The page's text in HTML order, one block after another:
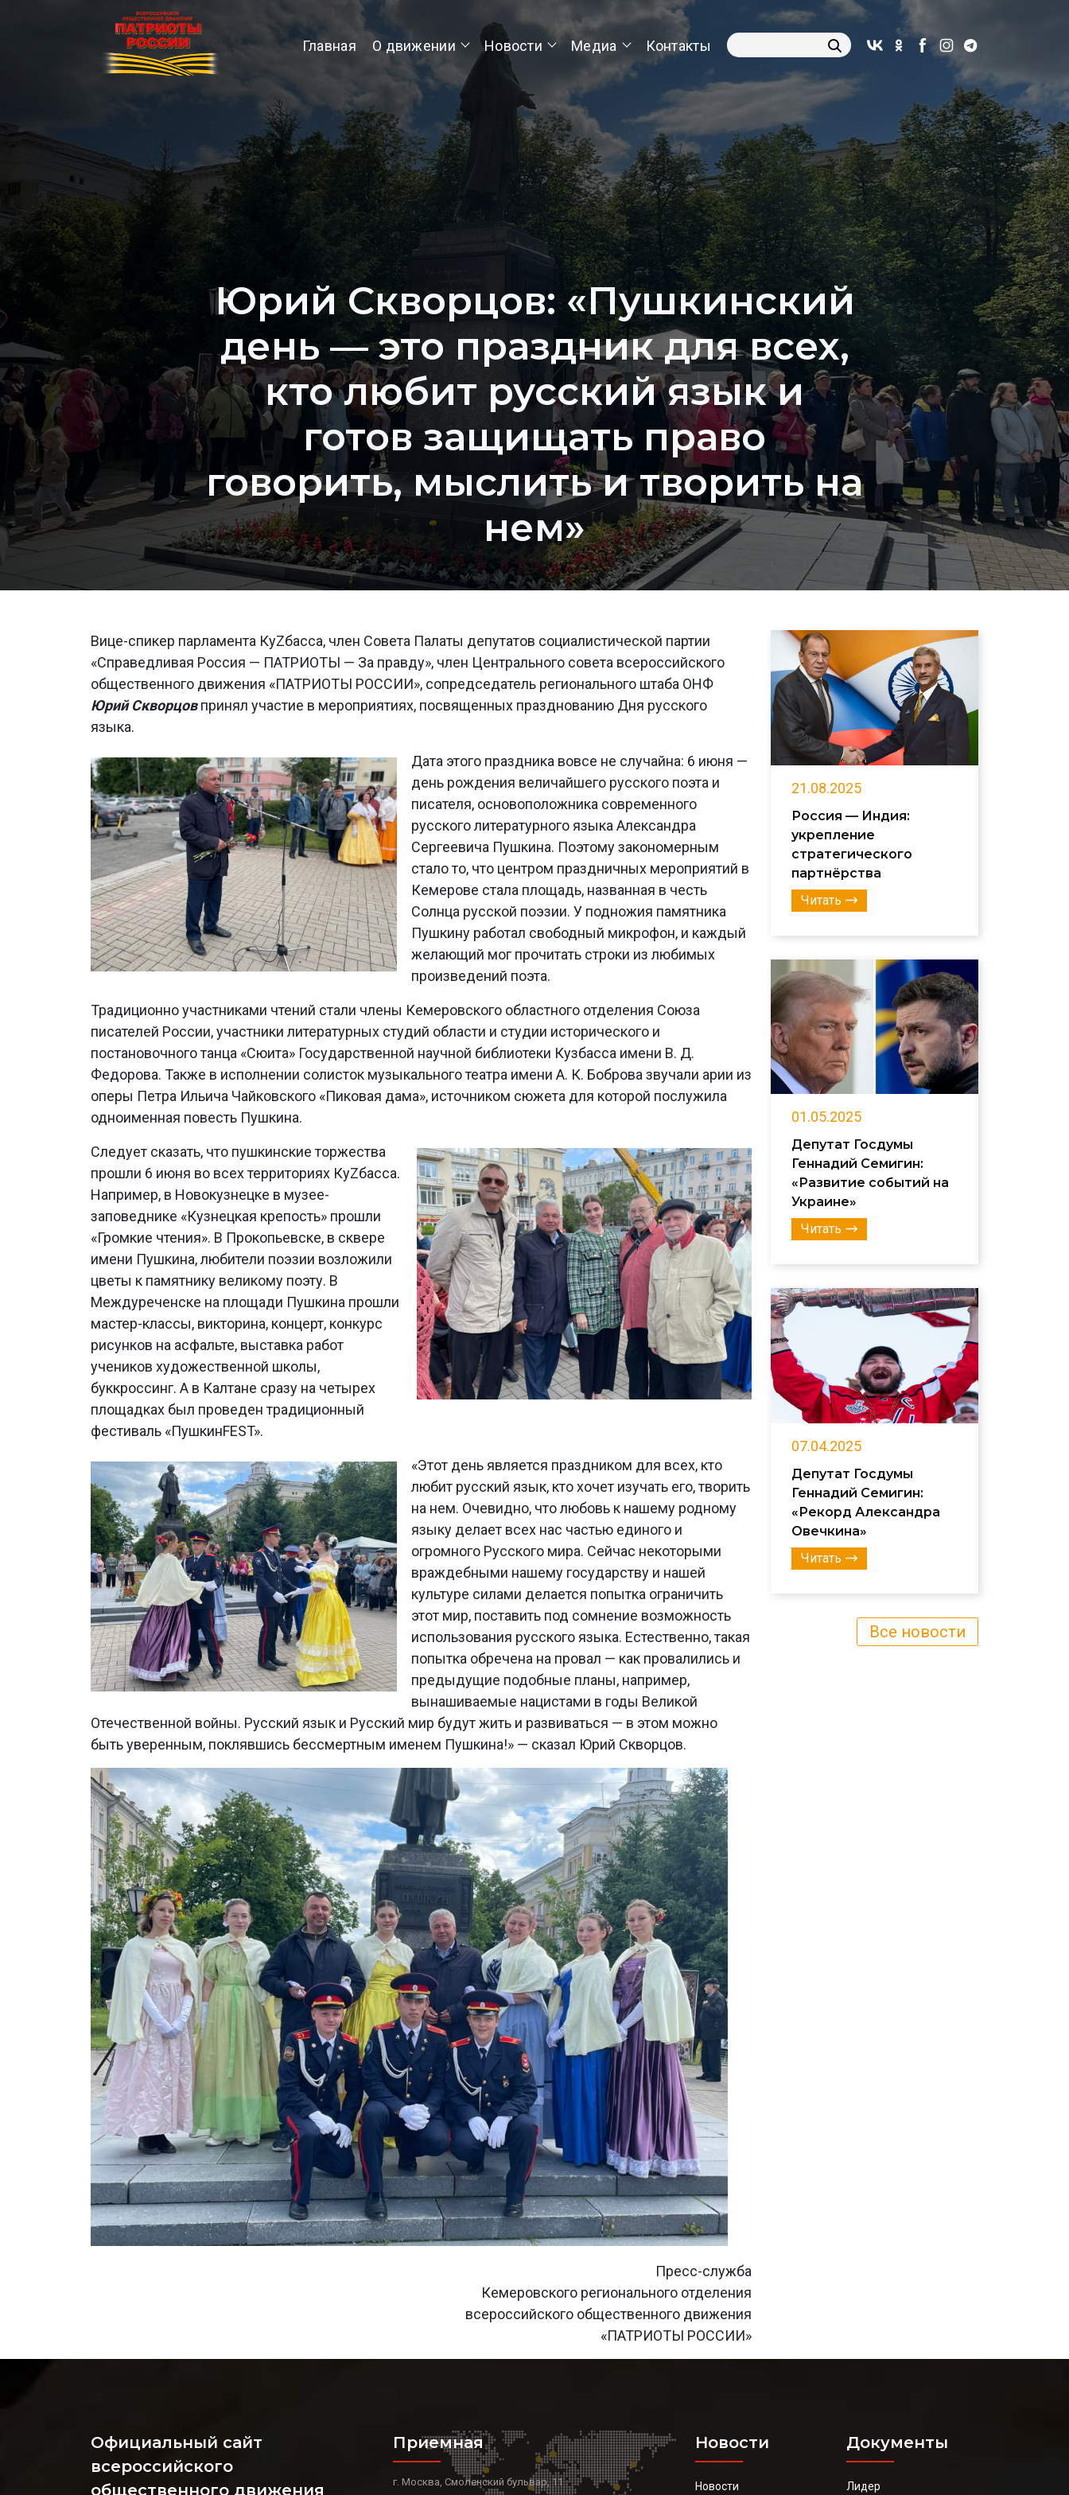
Главная О движении Новости Медиа Контакты
Юрий Скворцов: «Пушкинский
день — это праздник для всех,
кто любит русский язык и
готов защищать право
говорить, мыслить и творить на
нем»
Вице-спикер парламента КуZбасса, член Совета Палаты депутатов социалистической партии
«Справедливая Россия — ПАТРИОТЫ — За правду», член Центрального совета всероссийского
общественного движения «ПАТРИОТЫ РОССИИ», сопредседатель регионального штаба ОНФ
Юрий Скворцовпринял участие в мероприятиях, посвященных празднованию Дня русского
языка.
Дата этого праздника вовсе не случайна: 6 июня —
день рождения величайшего русского поэта и
писателя, основоположника современного
русского литературного языка Александра
Сергеевича Пушкина. Поэтому закономерным
стало то, что центром праздничных мероприятий в
Кемерове стала площадь, названная в честь
Солнца русской поэзии. У подножия памятника
Пушкину работал свободный микрофон, и каждый
желающий мог прочитать строки из любимых
произведений поэта.
Традиционно участниками чтений стали члены Кемеровского областного отделения Союза
писателей России, участники литературных студий области и студии исторического и
постановочного танца «Сюита» Государственной научной библиотеки Кузбасса имени В. Д.
Федорова. Также в исполнении солисток музыкального театра имени А. К. Боброва звучали арии из
оперы Петра Ильича Чайковского «Пиковая дама», источником сюжета для которой послужила
одноименная повесть Пушкина.
Следует сказать, что пушкинские торжества
прошли 6 июня во всех территориях КуZбасса.
Например, в Новокузнецке в музее-
заповеднике «Кузнецкая крепость» прошли
«Громкие чтения». В Прокопьевске, в сквере
имени Пушкина, любители поэзии возложили
цветы к памятнику великому поэту. В
Междуреченске на площади Пушкина прошли
мастер-классы, викторина, концерт, конкурс
рисунков на асфальте, выставка работ
учеников художественной школы,
буккроссинг. А в Калтане сразу на четырех
площадках был проведен традиционный
фестиваль «ПушкинFEST».
«Этот день является праздником для всех, кто
любит русский язык, кто хочет изучать его, творить
на нем. Очевидно, что любовь к нашему родному
языку делает всех нас частью единого и
огромного Русского мира. Сейчас некоторыми
враждебными нашему государству и нашей
культуре силами делается попытка ограничить
этот мир, поставить под сомнение возможность
использования русского языка. Естественно, такая
попытка обречена на провал — как провалились и
предыдущие подобные планы, например,
вынашиваемые нацистами в годы Великой
Отечественной войны. Русский язык и Русский мир будут жить и развиваться — в этом можно
быть уверенным, поклявшись бессмертным именем Пушкина!» — сказал Юрий Скворцов.
Пресс-служба
Кемеровского регионального отделения
всероссийского общественного движения
«ПАТРИОТЫ РОССИИ»
21.08.2025
Россия — Индия:
укрепление
стратегического
партнёрства
Читать
01.05.2025
Депутат Госдумы
Геннадий Семигин:
«Развитие событий на
Украине»
Читать
07.04.2025
Депутат Госдумы
Геннадий Семигин:
«Рекорд Александра
Овечкина»
Читать
Все новости
Официальный сайт
всероссийского
общественного движения
Приемная
г. Москва, Смоленский бульвар, 11
Новости
Новости
Документы
Лидер